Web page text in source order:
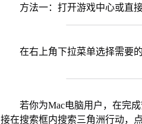
方法一：打开游戏中心或直
在右上角下拉菜单选择需要
若你为Mac电脑用户，在完
接在搜索框内搜索三角洲行动，